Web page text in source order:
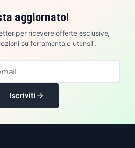
aggiornato!
per ricevere offerte esclusive,
su ferramenta e utensili.
Iscriviti